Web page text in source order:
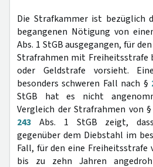
Die Strafkammer ist bezüglich
begangenen Nötigung von
Abs. 1 StGB ausgegangen, für
Strafrahmen mit Freiheitsstrafe
oder Geldstrafe vorsieht.
besonders schweren Fall nach §
StGB hat es nicht
Vergleich der Strafrahmen von §
243 Abs. 1 StGB zeigt,
gegenüber dem Diebstahl im
Fall, für den eine Freiheitsstrafe
bis zu zehn Jahren